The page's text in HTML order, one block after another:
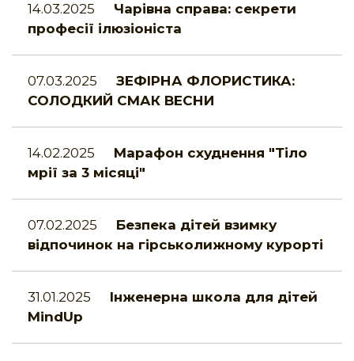
14.03.2025
Чарівна справа: секрети
професії ілюзіоніста
07.03.2025
ЗЕФІРНА ФЛОРИСТИКА:
СОЛОДКИЙ СМАК ВЕСНИ
14.02.2025
Марафон схуднення "Тіло
мрії за 3 місяці"
07.02.2025
Безпека дітей взимку
відпочинок на гірськолижному курорті
31.01.2025
Інженерна школа для дітей
MindUp